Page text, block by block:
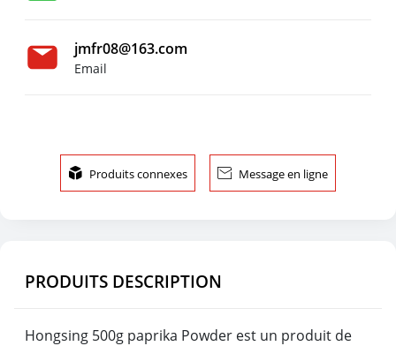
jmfr08@163.com
Email
 Produits connexes  Message en ligne
PRODUITS DESCRIPTION
Hongsing 500g paprika Powder est un produit de